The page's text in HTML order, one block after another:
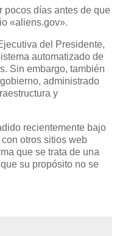
pocos días antes de que
«aliens.gov».
del Presidente,
automatizado de
Sin embargo, también
administrado
y
recientemente bajo
otros sitios web
que se trata de una
su propósito no se